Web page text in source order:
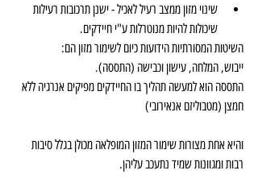
שינוי מזון ממצב רעיל לאכיל - ישנן תרכובות רעילות
שיכולות להיות מנוטרלות ע"י חיידקים.
השיטות המסורתיות הידועות כיום לשימור מזון הם:
ייבוש, המלחה, עישון וכבישה (התססה).
התססה הוא למעשה תהליך בו החיידקים מפיקים אנרגיה ללא
חמצן (מטבוליזם אנאירובי)
והיא אחת מצורות שימור המזון המופלאה מכולן בגלל סיבות
רבות ומגוונות שמיד נתעכב עליהן.